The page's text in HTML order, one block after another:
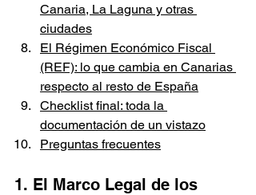
Canaria, La Laguna y otras
ciudades
El Régimen Económico Fiscal
(REF): lo que cambia en Canarias
respecto al resto de España
Checklist final: toda la
documentación de un vistazo
Preguntas frecuentes
1. El Marco Legal de los